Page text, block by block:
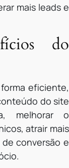
mais leads e
do
eficiente,
do site
melhorar o
atrair mais
conversão e